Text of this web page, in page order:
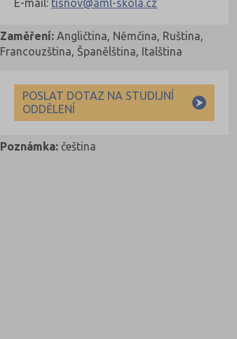
E-mail: tisnov@aml-skola.cz
Zaměření: Angličtina, Němčina, Ruština,
Francouzština, Španělština, Italština
Poznámka: čeština
POSLAT DOTAZ NA STUDIJNÍ
ODDĚLENÍ